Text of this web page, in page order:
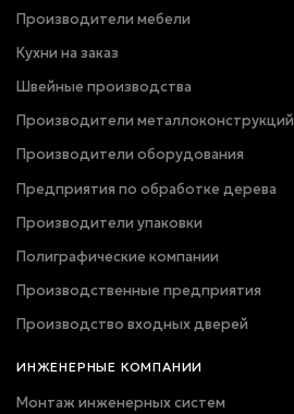
Производители мебели
Кухни на заказ
Швейные производства
Производители металлоконструкций
Производители оборудования
Предприятия по обработке дерева
Производители упаковки
Полиграфические компании
Производственные предприятия
Производство входных дверей
ИНЖЕНЕРНЫЕ КОМПАНИИ
Монтаж инженерных систем